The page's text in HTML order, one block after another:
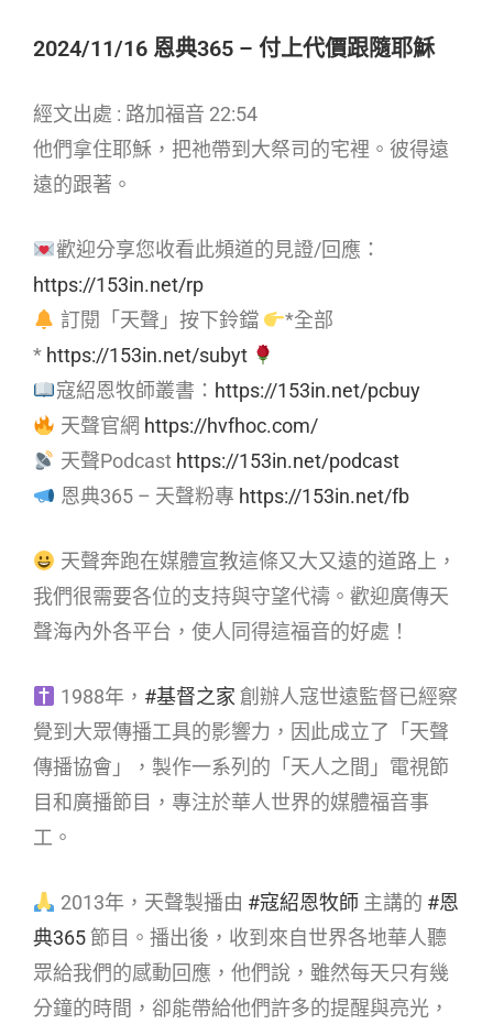
2024/11/16 恩典365 – 付上代價跟隨耶穌
經文出處 : 路加福音 22:54
他們拿住耶穌，把祂帶到大祭司的宅裡。彼得遠
遠的跟著。
歡迎分享您收看此頻道的見證/回應：
https://153in.net/rp
訂閱「天聲」按下鈴鐺
*全部
* https://153in.net/subyt
寇紹恩牧師叢書： https://153in.net/pcbuy
天聲官網 https://hvfhoc.com/
天聲Podcast https://153in.net/podcast
恩典365 – 天聲粉專 https://153in.net/fb
天聲奔跑在媒體宣教這條又大又遠的道路上，
我們很需要各位的支持與守望代禱。歡迎廣傳天
聲海內外各平台，使人同得這福音的好處！
1988年， #基督之家 創辦人寇世遠監督已經察
覺到大眾傳播工具的影響力，因此成立了「天聲
傳播協會」，製作一系列的「天人之間」電視節
目和廣播節目，專注於華人世界的媒體福音事
工。
2013年，天聲製播由 #寇紹恩牧師 主講的 #恩
典365 節目。播出後，收到來自世界各地華人聽
眾給我們的感動回應，他們說，雖然每天只有幾
分鐘的時間，卻能帶給他們許多的提醒與亮光，